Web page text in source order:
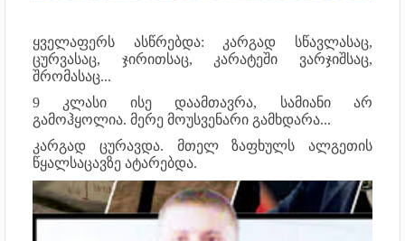
ყველაფერს ასწრებდა: კარგად სწავლასაც,
ცურვასაც, ჯირითსაც, კარატეში ვარჯიშსაც,
შრომასაც...
9 კლასი ისე დაამთავრა, სამიანი არ
გამოჰყოლია. მერე მოუსვენარი გამხდარა...
კარგად ცურავდა. მთელ ზაფხულს ალგეთის
წყალსაცავზე ატარებდა.